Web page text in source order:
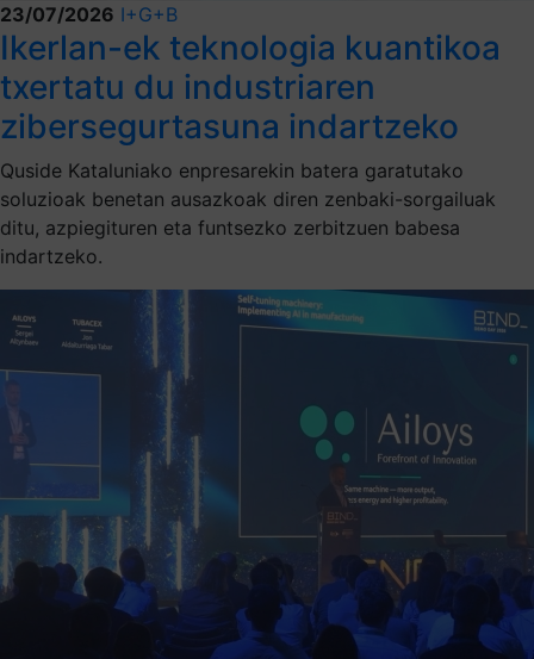
23/07/2026 I+G+B
Ikerlan-ek teknologia kuantikoa
txertatu du industriaren
zibersegurtasuna indartzeko
Quside Kataluniako enpresarekin batera garatutako
soluzioak benetan ausazkoak diren zenbaki-sorgailuak
ditu, azpiegituren eta funtsezko zerbitzuen babesa
indartzeko.